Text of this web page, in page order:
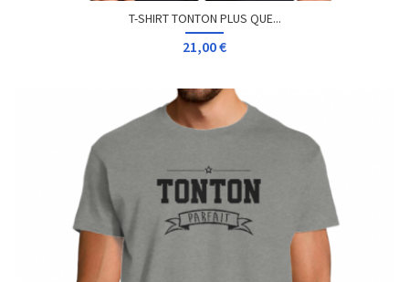
T-SHIRT TONTON PLUS QUE...
21,00 €